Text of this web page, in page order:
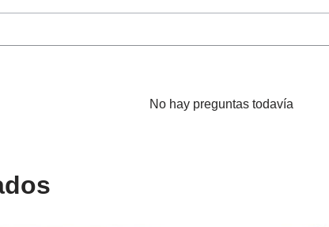
No hay preguntas todavía